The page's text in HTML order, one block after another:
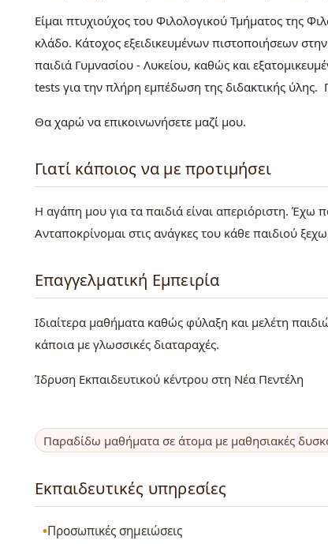
Είμαι πτυχιούχος του Φιλολογικού Τμήματος της
κλάδο. Κάτοχος εξειδικευμένων πιστοποιήσεων
παιδιά Γυμνασίου - Λυκείου, καθώς και
tests για την πλήρη εμπέδωση της διδακτικής
Θα χαρώ να επικοινωνήσετε μαζί μου.
Γιατί κάποιος να με προτιμήσει
Η αγάπη μου για τα παιδιά είναι απεριόριστη.
Ανταποκρίνομαι στις ανάγκες του κάθε παιδιού
Επαγγελματική Εμπειρία
Ιδιαίτερα μαθήματα καθώς φύλαξη και μελέτη
κάποια με γλωσσικές διαταραχές.
Ίδρυση Εκπαιδευτικού κέντρου στη Νέα Πεντέλη
Παραδίδω μαθήματα σε άτομα με μαθησιακές
Εκπαιδευτικές υπηρεσίες
Προσωπικές σημειώσεις